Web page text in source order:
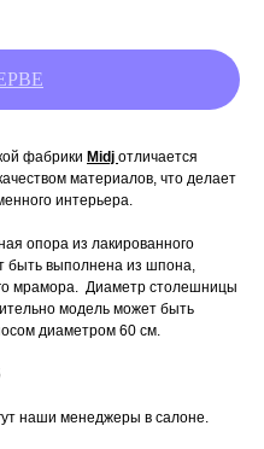
фабрики Midj отличается
материалов, что делает
интерьера.
опора из лакированного
быть выполнена из шпона,
мрамора. Диаметр столешницы
модель может быть
диаметром 60 см.
наши менеджеры в салоне.